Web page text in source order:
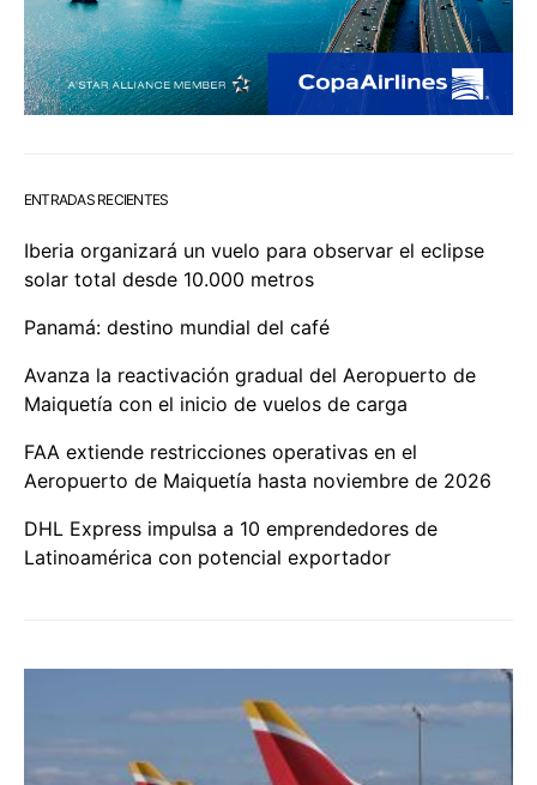
ENTRADAS RECIENTES
Iberia organizará un vuelo para observar el eclipse
solar total desde 10.000 metros
Panamá: destino mundial del café
Avanza la reactivación gradual del Aeropuerto de
Maiquetía con el inicio de vuelos de carga
FAA extiende restricciones operativas en el
Aeropuerto de Maiquetía hasta noviembre de 2026
DHL Express impulsa a 10 emprendedores de
Latinoamérica con potencial exportador